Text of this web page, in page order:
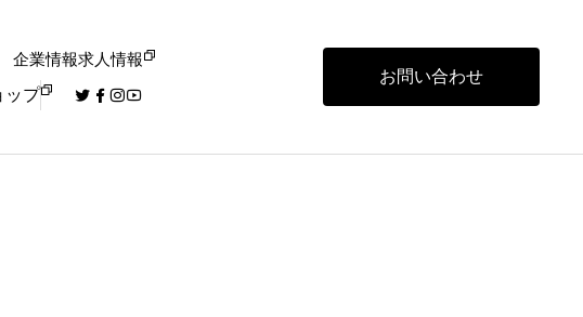
企業情報求人情報
ップ
お問い合わせ